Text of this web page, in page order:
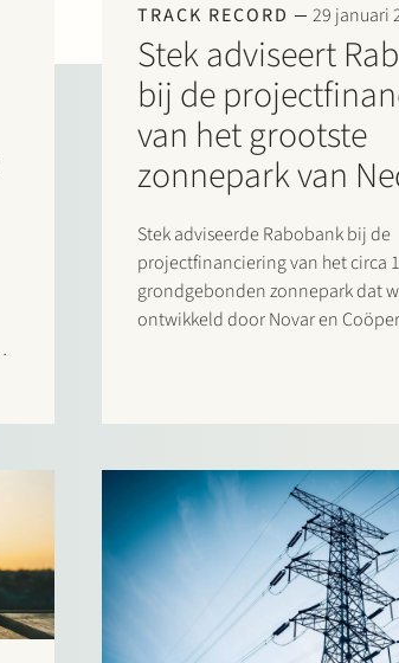
TRACK RECORD 29 januari
Stek adviseert
bij de
van het grootste
zonnepark van
Stek adviseerde Rabobank bij de
projectfinanciering van het circa
grondgebonden zonnepark dat
ontwikkeld door Novar en
maar zal ook ruimte bieden aan